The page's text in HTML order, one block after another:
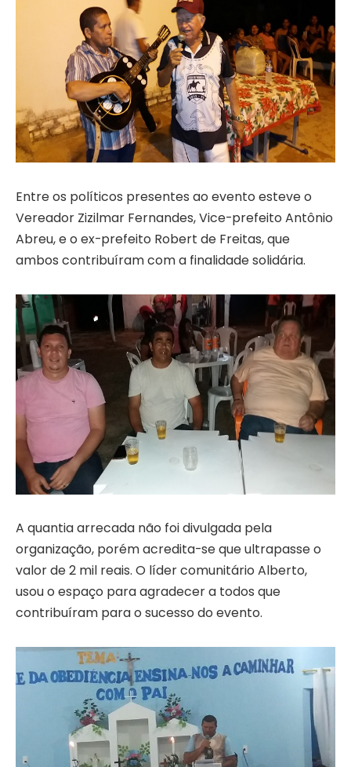
Entre os políticos presentes ao evento esteve o
Vereador Zizilmar Fernandes, Vice-prefeito Antônio
Abreu, e o ex-prefeito Robert de Freitas, que
ambos contribuíram com a finalidade solidária.
A quantia arrecada não foi divulgada pela
organização, porém acredita-se que ultrapasse o
valor de 2 mil reais. O líder comunitário Alberto,
usou o espaço para agradecer a todos que
contribuíram para o sucesso do evento.